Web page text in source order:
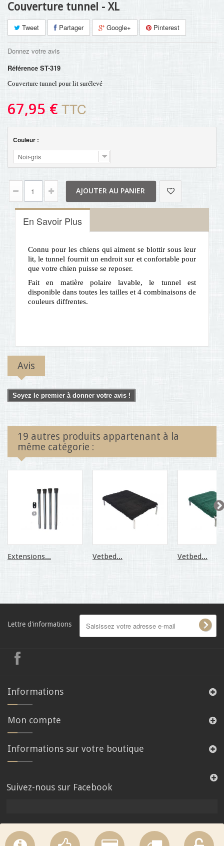
Couverture tunnel - XL
Tweet Partager Google+ Pinterest
Donnez votre avis
Référence ST-319
Couverture tunnel pour lit surélevé
67,95 € TTC
Couleur :
Noir-gris
AJOUTER AU PANIER
En Savoir Plus
Connu pour les chiens qui aiment se blottir sous leur
lit, le tunnel fournit un endroit sur et confortable pour
que votre chien puisse se reposer.
Fait en matière polaire lavable, le tunnel est
disponible dans toutes les tailles et 4 combinaisons de
couleurs diffrentes.
Avis
Soyez le premier à donner votre avis !
19 autres produits appartenant à la
même catégorie :
Extensions... Vetbed... Vetbed...
Lettre d'informations
Informations
Mon compte
Informations sur votre boutique
Suivez-nous sur Facebook